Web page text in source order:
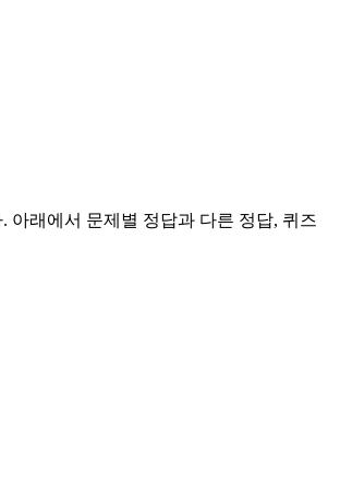
아래에서 문제별 정답과 다른 정답, 퀴즈